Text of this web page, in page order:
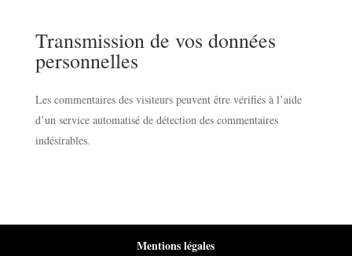
Transmission de vos données
personnelles
Les commentaires des visiteurs peuvent être vérifiés à l’aide
d’un service automatisé de détection des commentaires
indésirables.
Mentions légales